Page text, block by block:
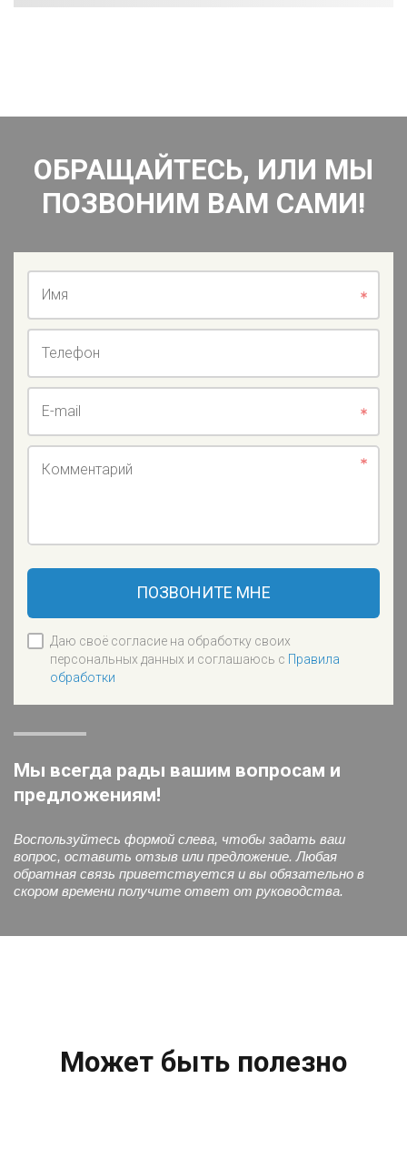
ОБРАЩАЙТЕСЬ, ИЛИ МЫ
ПОЗВОНИМ ВАМ САМИ!
Имя
Телефон
E-mail
Комментарий
ПОЗВОНИТЕ МНЕ
Даю своё согласие на обработку своих
персональных данных и соглашаюсь с Правила
обработки
Мы всегда рады вашим вопросам и
предложениям!
Воспользуйтесь формой слева, чтобы задать ваш
вопрос, оставить отзыв или предложение. Любая
обратная связь приветствуется и вы обязательно в
скором времени получите ответ от руководства.
Может быть полезно